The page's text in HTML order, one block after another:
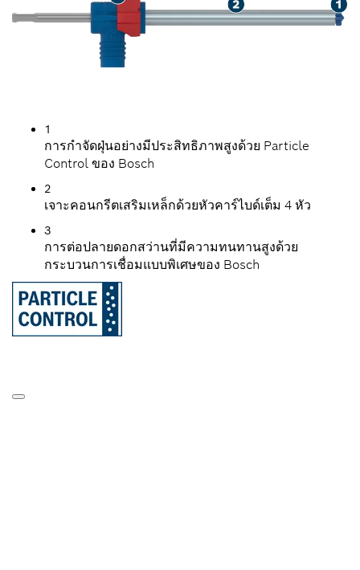
1
การกำจัดฝุ่นอย่างมีประสิทธิภาพสูงด้วย Particle
Control ของ Bosch
2
เจาะคอนกรีตเสริมเหล็กด้วยหัวคาร์ไบด์เต็ม 4 หัว
3
การต่อปลายดอกสว่านที่มีความทนทานสูงด้วย
กระบวนการเชื่อมแบบพิเศษของ Bosch